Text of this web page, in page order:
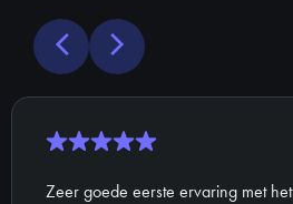
Zeer goede eerste ervaring met het